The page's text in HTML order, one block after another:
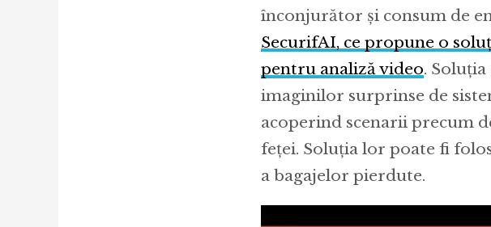
înconjurător și consum de
SecurifAI, ce propune o
pentru analiză video.
imaginilor surprinse de
acoperind scenarii precum
feței. Soluția lor poate fi
a bagajelor pierdute.